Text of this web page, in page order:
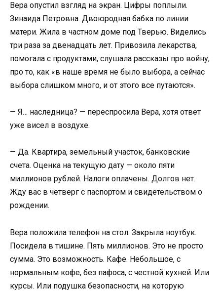
Вера опустил взгляд на экран. Цифры поплыли.
Зинаида Петровна. Двоюродная бабка по линии
матери. Жила в частном доме под Тверью. Виделись
три раза за двенадцать лет. Привозила лекарства,
помогала с продуктами, слушала рассказы про войну,
про то, как «в наше время не было выбора, а сейчас
выбора слишком много, и от этого все путаются».
— Я… наследница? — переспросила Вера, хотя ответ
уже висел в воздухе.
— Да. Квартира, земельный участок, банковские
счета. Оценка на текущую дату — около пяти
миллионов рублей. Налоги оплачены. Долгов нет.
Жду вас в четверг с паспортом и свидетельством о
рождении.
Вера положила телефон на стол. Закрыла ноутбук.
Посидела в тишине. Пять миллионов. Это не просто
сумма. Это возможность. Кафе. Небольшое, с
нормальным кофе, без пафоса, с честной кухней. Или
курсы. Или подушка безопасности, на которую